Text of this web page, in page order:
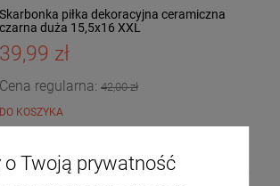
Skarbonka piłka dekoracyjna ceramiczna
czarna duża 15,5x16 XXL
39,99 zł
Cena regularna: 42,00 zł
DO KOSZYKA
Taca dekoracyjna drewniana drzewo
mango 4x30x20 185559
36,00 zł
DO KOSZYKA
o Twoją prywatność